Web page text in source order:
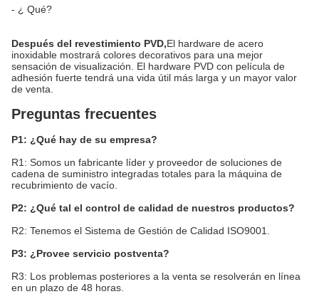
- ¿ Qué?
Después del revestimiento PVD,El hardware de acero
inoxidable mostrará colores decorativos para una mejor
sensación de visualización. El hardware PVD con película de
adhesión fuerte tendrá una vida útil más larga y un mayor valor
de venta.
Preguntas frecuentes
P1: ¿Qué hay de su empresa?
R1: Somos un fabricante líder y proveedor de soluciones de
cadena de suministro integradas totales para la máquina de
recubrimiento de vacío.
P2: ¿Qué tal el control de calidad de nuestros productos?
R2: Tenemos el Sistema de Gestión de Calidad ISO9001.
P3: ¿Provee servicio postventa?
R3: Los problemas posteriores a la venta se resolverán en línea
en un plazo de 48 horas.